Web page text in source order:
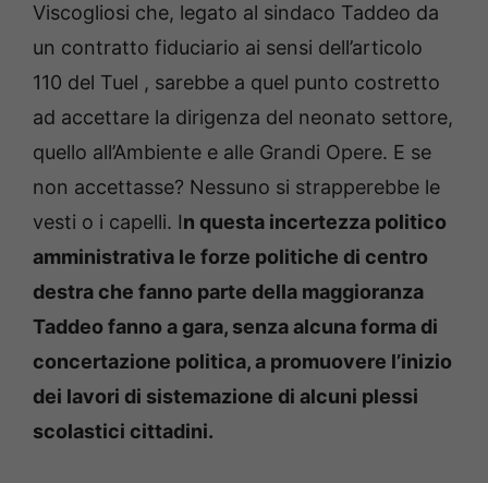
Viscogliosi che, legato al sindaco Taddeo da
un contratto fiduciario ai sensi dell’articolo
110 del Tuel , sarebbe a quel punto costretto
ad accettare la dirigenza del neonato settore,
quello all’Ambiente e alle Grandi Opere. E se
non accettasse? Nessuno si strapperebbe le
vesti o i capelli. In questa incertezza politico
amministrativa le forze politiche di centro
destra che fanno parte della maggioranza
Taddeo fanno a gara, senza alcuna forma di
concertazione politica, a promuovere l’inizio
dei lavori di sistemazione di alcuni plessi
scolastici cittadini.